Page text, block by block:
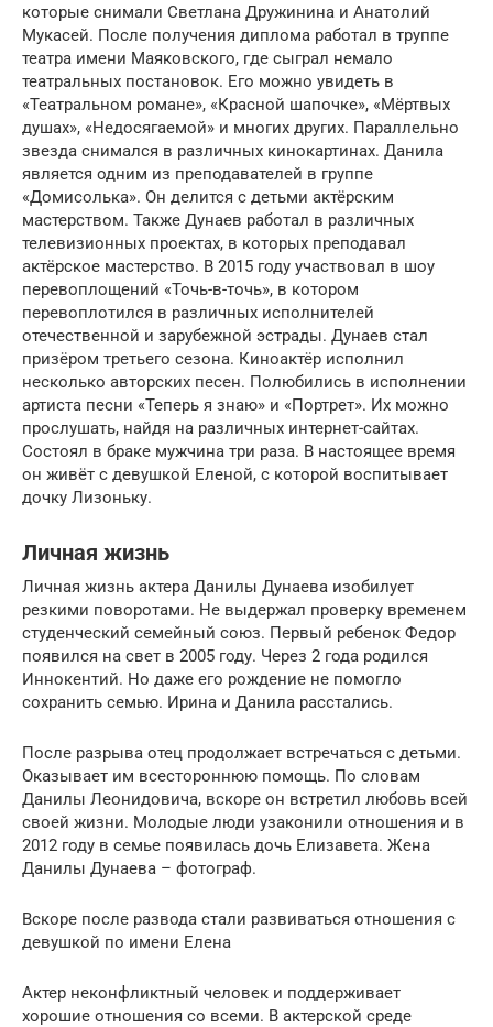
которые снимали Светлана Дружинина и Анатолий
Мукасей. После получения диплома работал в труппе
театра имени Маяковского, где сыграл немало
театральных постановок. Его можно увидеть в
«Театральном романе», «Красной шапочке», «Мёртвых
душах», «Недосягаемой» и многих других. Параллельно
звезда снимался в различных кинокартинах. Данила
является одним из преподавателей в группе
«Домисолька». Он делится с детьми актёрским
мастерством. Также Дунаев работал в различных
телевизионных проектах, в которых преподавал
актёрское мастерство. В 2015 году участвовал в шоу
перевоплощений «Точь-в-точь», в котором
перевоплотился в различных исполнителей
отечественной и зарубежной эстрады. Дунаев стал
призёром третьего сезона. Киноактёр исполнил
несколько авторских песен. Полюбились в исполнении
артиста песни «Теперь я знаю» и «Портрет». Их можно
прослушать, найдя на различных интернет-сайтах.
Состоял в браке мужчина три раза. В настоящее время
он живёт с девушкой Еленой, с которой воспитывает
дочку Лизоньку.
Личная жизнь
Личная жизнь актера Данилы Дунаева изобилует
резкими поворотами. Не выдержал проверку временем
студенческий семейный союз. Первый ребенок Федор
появился на свет в 2005 году. Через 2 года родился
Иннокентий. Но даже его рождение не помогло
сохранить семью. Ирина и Данила расстались.
После разрыва отец продолжает встречаться с детьми.
Оказывает им всестороннюю помощь. По словам
Данилы Леонидовича, вскоре он встретил любовь всей
своей жизни. Молодые люди узаконили отношения и в
2012 году в семье появилась дочь Елизавета. Жена
Данилы Дунаева – фотограф.
Вскоре после развода стали развиваться отношения с
девушкой по имени Елена
Актер неконфликтный человек и поддерживает
хорошие отношения со всеми. В актерской среде